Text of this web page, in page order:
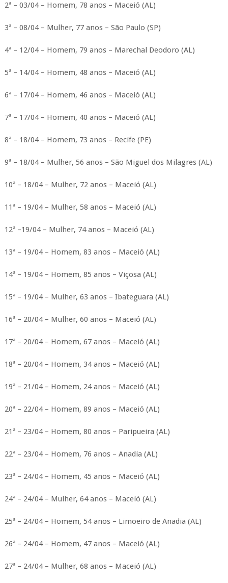
2ª – 03/04 – Homem, 78 anos – Maceió (AL)
3ª – 08/04 – Mulher, 77 anos – São Paulo (SP)
4ª – 12/04 – Homem, 79 anos – Marechal Deodoro (AL)
5ª – 14/04 – Homem, 48 anos – Maceió (AL)
6ª – 17/04 – Homem, 46 anos – Maceió (AL)
7ª – 17/04 – Homem, 40 anos – Maceió (AL)
8ª – 18/04 – Homem, 73 anos – Recife (PE)
9ª – 18/04 – Mulher, 56 anos – São Miguel dos Milagres (AL)
10ª – 18/04 – Mulher, 72 anos – Maceió (AL)
11ª – 19/04 – Mulher, 58 anos – Maceió (AL)
12ª –19/04 – Mulher, 74 anos – Maceió (AL)
13ª – 19/04 – Homem, 83 anos – Maceió (AL)
14ª – 19/04 – Homem, 85 anos – Viçosa (AL)
15ª – 19/04 – Mulher, 63 anos – Ibateguara (AL)
16ª – 20/04 – Mulher, 60 anos – Maceió (AL)
17ª – 20/04 – Homem, 67 anos – Maceió (AL)
18ª – 20/04 – Homem, 34 anos – Maceió (AL)
19ª – 21/04 – Homem, 24 anos – Maceió (AL)
20ª – 22/04 – Homem, 89 anos – Maceió (AL)
21ª – 23/04 – Homem, 80 anos – Paripueira (AL)
22ª – 23/04 – Homem, 76 anos – Anadia (AL)
23ª – 24/04 – Homem, 45 anos – Maceió (AL)
24ª – 24/04 – Mulher, 64 anos – Maceió (AL)
25ª – 24/04 – Homem, 54 anos – Limoeiro de Anadia (AL)
26ª – 24/04 – Homem, 47 anos – Maceió (AL)
27ª – 24/04 – Mulher, 68 anos – Maceió (AL)